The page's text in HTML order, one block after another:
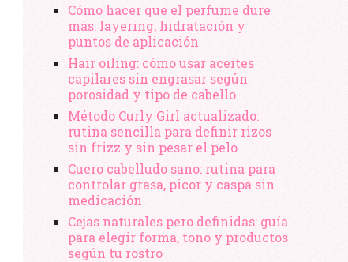
Cómo hacer que el perfume dure
más: layering, hidratación y
puntos de aplicación
Hair oiling: cómo usar aceites
capilares sin engrasar según
porosidad y tipo de cabello
Método Curly Girl actualizado:
rutina sencilla para definir rizos
sin frizz y sin pesar el pelo
Cuero cabelludo sano: rutina para
controlar grasa, picor y caspa sin
medicación
Cejas naturales pero definidas: guía
para elegir forma, tono y productos
según tu rostro